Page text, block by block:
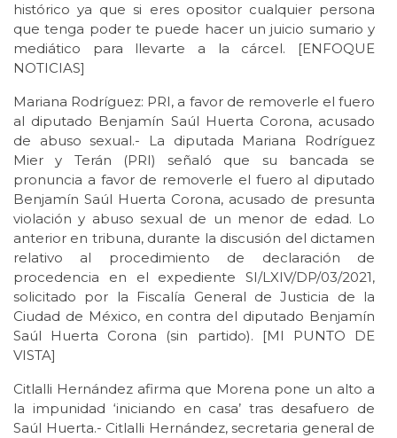
histórico ya que si eres opositor cualquier persona
que tenga poder te puede hacer un juicio sumario y
mediático para llevarte a la cárcel. [ENFOQUE
NOTICIAS]
Mariana Rodríguez: PRI, a favor de removerle el fuero
al diputado Benjamín Saúl Huerta Corona, acusado
de abuso sexual.- La diputada Mariana Rodríguez
Mier y Terán (PRI) señaló que su bancada se
pronuncia a favor de removerle el fuero al diputado
Benjamín Saúl Huerta Corona, acusado de presunta
violación y abuso sexual de un menor de edad. Lo
anterior en tribuna, durante la discusión del dictamen
relativo al procedimiento de declaración de
procedencia en el expediente SI/LXIV/DP/03/2021,
solicitado por la Fiscalía General de Justicia de la
Ciudad de México, en contra del diputado Benjamín
Saúl Huerta Corona (sin partido). [MI PUNTO DE
VISTA]
Citlalli Hernández afirma que Morena pone un alto a
la impunidad ‘iniciando en casa’ tras desafuero de
Saúl Huerta.- Citlalli Hernández, secretaria general de